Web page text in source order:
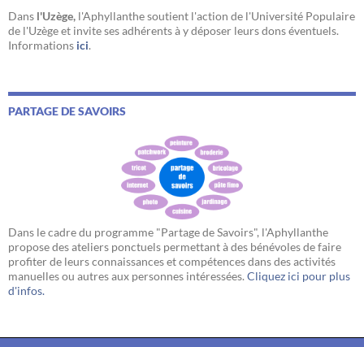
Dans l'Uzège, l'Aphyllanthe soutient l'action de l'Université Populaire
de l'Uzège et invite ses adhérents à y déposer leurs dons éventuels.
Informations ici.
PARTAGE DE SAVOIRS
Dans le cadre du programme "Partage de Savoirs", l'Aphyllanthe
propose des ateliers ponctuels permettant à des bénévoles de faire
profiter de leurs connaissances et compétences dans des activités
manuelles ou autres aux personnes intéressées. Cliquez ici pour plus
d'infos.